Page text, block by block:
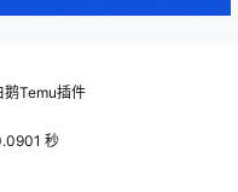
Temu插件
秒